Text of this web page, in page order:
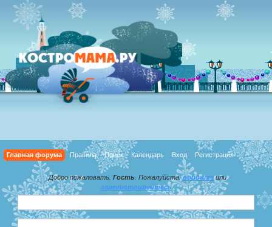
Главная форума Правила Поиск Календарь Вход Регистрация
Добро пожаловать, Гость . Пожалуйста,войдитеили
зарегистрируйтесь.